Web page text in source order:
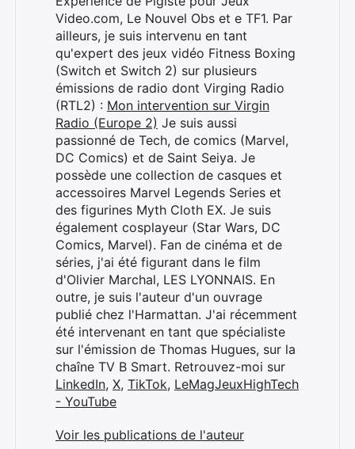
Video.com, Le Nouvel Obs et e TF1. Par
ailleurs, je suis intervenu en tant
qu'expert des jeux vidéo Fitness Boxing
(Switch et Switch 2) sur plusieurs
émissions de radio dont Virging Radio
(RTL2) : Mon intervention sur Virgin
Radio (Europe 2) Je suis aussi
passionné de Tech, de comics (Marvel,
DC Comics) et de Saint Seiya. Je
possède une collection de casques et
accessoires Marvel Legends Series et
des figurines Myth Cloth EX. Je suis
également cosplayeur (Star Wars, DC
Comics, Marvel). Fan de cinéma et de
séries, j'ai été figurant dans le film
d'Olivier Marchal, LES LYONNAIS. En
outre, je suis l'auteur d'un ouvrage
publié chez l'Harmattan. J'ai récemment
été intervenant en tant que spécialiste
sur l'émission de Thomas Hugues, sur la
chaîne TV B Smart. Retrouvez-moi sur
LinkedIn, X, TikTok, LeMagJeuxHighTech
- YouTube
Voir les publications de l'auteur
Rechercher
: